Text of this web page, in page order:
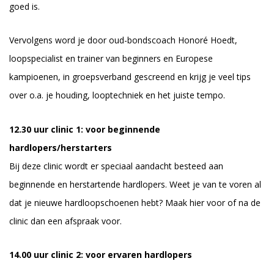
goed is.
Vervolgens word je door oud-bondscoach Honoré Hoedt,
loopspecialist en trainer van beginners en Europese
kampioenen, in groepsverband gescreend en krijg je veel tips
over o.a. je houding, looptechniek en het juiste tempo.
12.30 uur clinic 1: voor beginnende
hardlopers/herstarters
Bij deze clinic wordt er speciaal aandacht besteed aan
beginnende en herstartende hardlopers. Weet je van te voren al
dat je nieuwe hardloopschoenen hebt? Maak hier voor of na de
clinic dan een afspraak voor.
14.00 uur clinic 2: voor ervaren hardlopers